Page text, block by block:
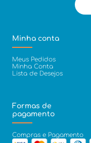
Minha conta
Meus Pedidos
Minha Conta
Lista de Desejos
Formas de
pagamento
Compras e Pagamento